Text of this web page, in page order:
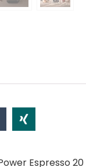
Espresso